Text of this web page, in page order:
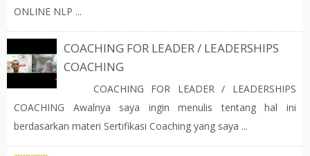
ONLINE NLP ...
COACHING FOR LEADER / LEADERSHIPS
COACHING
COACHING FOR LEADER / LEADERSHIPS
COACHING Awalnya saya ingin menulis tentang hal ini
berdasarkan materi Sertifikasi Coaching yang saya ...